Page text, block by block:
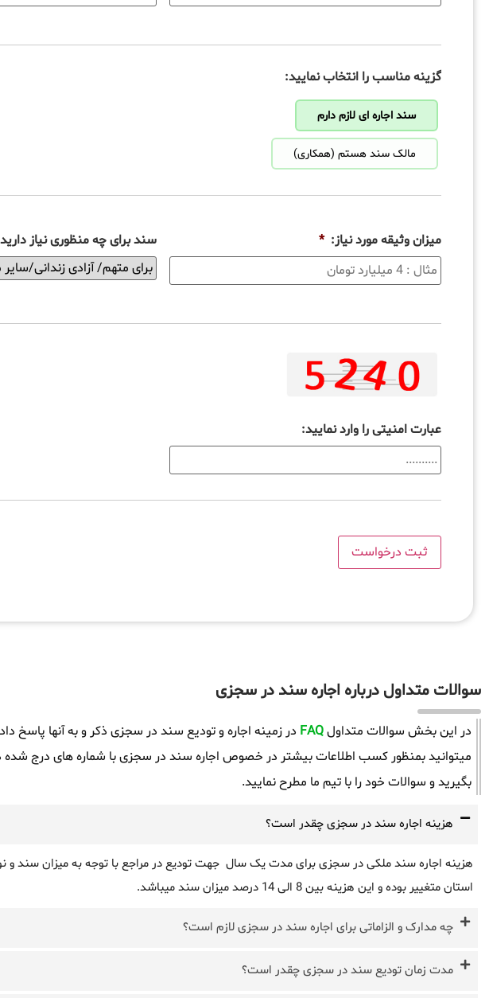
گزینه مناسب را انتخاب نمایید:
سند اجاره ای لازم دارم
مالک سند هستم (همکاری)
میزان وثیقه مورد نیاز: * سند برای چه منظوری نیاز
عبارت امنیتی را وارد نمایید:
سوالات متداول درباره اجاره سند در سجزی
در این بخش سوالات متداولFAQ در زمینه اجاره و تودیع سند در سجزی ذکر و به آنها
میتوانید بمنظور کسب اطلاعات بیشتر در خصوص اجاره سند در سجزی با شماره های درج
بگیرید و سوالات خود را با تیم ما مطرح نمایید.
هزینه اجاره سند در سجزی چقدر است؟
هزینه اجاره سند ملکی در سجزی برای مدت یک سال جهت تودیع در مراجع با توجه به میزان سند و
استان متغییر بوده و این هزینه بین 8 الی 14 درصد میزان سند میباشد.
چه مدارک و الزاماتی برای اجاره سند در سجزی لازم است؟
مدت زمان تودیع سند در سجزی چقدر است؟